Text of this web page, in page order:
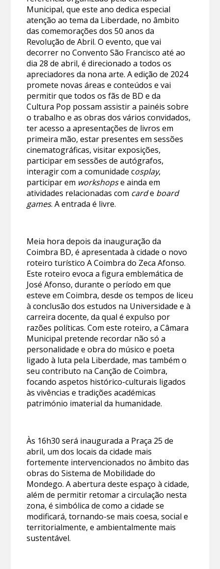
Municipal, que este ano dedica especial
atenção ao tema da Liberdade, no âmbito
das comemorações dos 50 anos da
Revolução de Abril. O evento, que vai
decorrer no Convento São Francisco até ao
dia 28 de abril, é direcionado a todos os
apreciadores da nona arte. A edição de 2024
promete novas áreas e conteúdos e vai
permitir que todos os fãs de BD e da
Cultura Pop possam assistir a painéis sobre
o trabalho e as obras dos vários convidados,
ter acesso a apresentações de livros em
primeira mão, estar presentes em sessões
cinematográficas, visitar exposições,
participar em sessões de autógrafos,
interagir com a comunidade cosplay,
participar em workshopse ainda em
atividades relacionadas com carde board
games. A entrada é livre.
Meia hora depois da inauguração da
Coimbra BD, é apresentada à cidade o novo
roteiro turístico A Coimbra do Zeca Afonso.
Este roteiro evoca a figura emblemática de
José Afonso, durante o período em que
esteve em Coimbra, desde os tempos de liceu
à conclusão dos estudos na Universidade e à
carreira docente, da qual é expulso por
razões políticas. Com este roteiro, a Câmara
Municipal pretende recordar não só a
personalidade e obra do músico e poeta
ligado à luta pela Liberdade, mas também o
seu contributo na Canção de Coimbra,
focando aspetos histórico-culturais ligados
às vivências e tradições académicas
património imaterial da humanidade.
Às 16h30 será inaugurada a Praça 25 de
abril, um dos locais da cidade mais
fortemente intervencionados no âmbito das
obras do Sistema de Mobilidade do
Mondego. A abertura deste espaço à cidade,
além de permitir retomar a circulação nesta
zona, é simbólica de como a cidade se
modificará, tornando-se mais coesa, social e
territorialmente, e ambientalmente mais
sustentável.